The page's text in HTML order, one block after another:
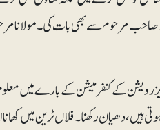
مرحوم سے بھی بات کی۔ مولانا
کے کنفرمیشن کے بارے میں
دھیان رکھنا۔ فلاں ٹرین میں کھانا